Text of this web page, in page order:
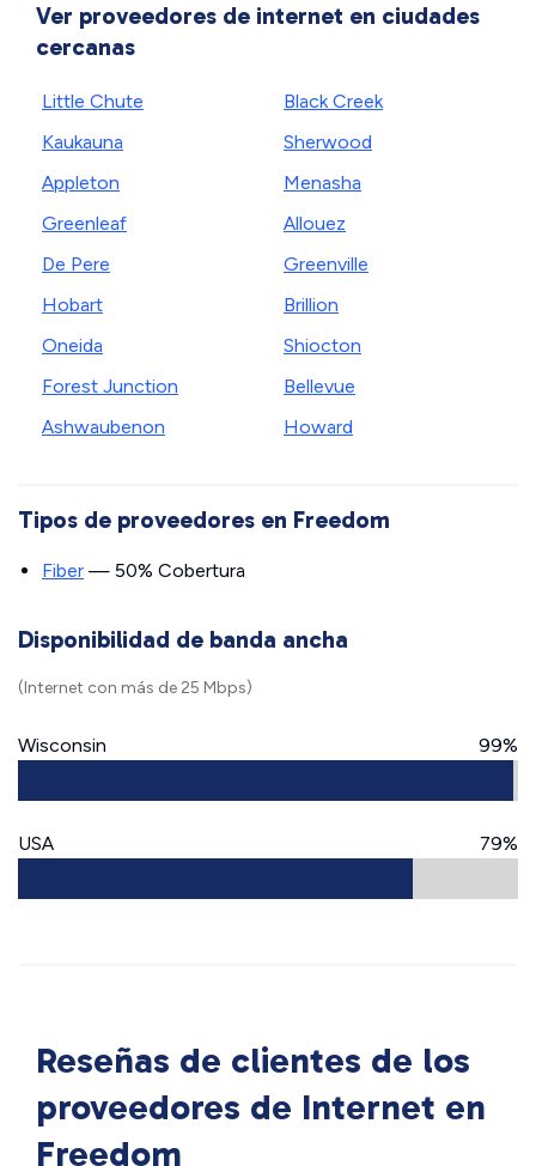
Ver proveedores de internet en ciudades
cercanas
Little Chute
Kaukauna
Appleton
Greenleaf
De Pere
Hobart
Oneida
Forest Junction
Ashwaubenon
Black Creek
Sherwood
Menasha
Allouez
Greenville
Brillion
Shiocton
Bellevue
Howard
Tipos de proveedores en Freedom
Fiber — 50% Cobertura
Disponibilidad de banda ancha
(Internet con más de 25 Mbps)
Wisconsin 99%
USA 79%
Reseñas de clientes de los
proveedores de Internet en
Freedom